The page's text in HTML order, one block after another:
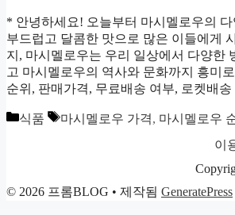
* 안녕하세요! 오늘부터 마시멜로우의
부드럽고 달콤한 맛으로 많은 이들에게
지, 마시멜로우는 우리 일상에서 다양한
고 마시멜로우의 역사와 문화까지 흥미
순위, 판매가격, 무료배송 여부, 로켓배
카
식품
태
마시멜로우 가격, 마시멜로우
이
© 2026 프롬BLOG • 제작됨 GeneratePress